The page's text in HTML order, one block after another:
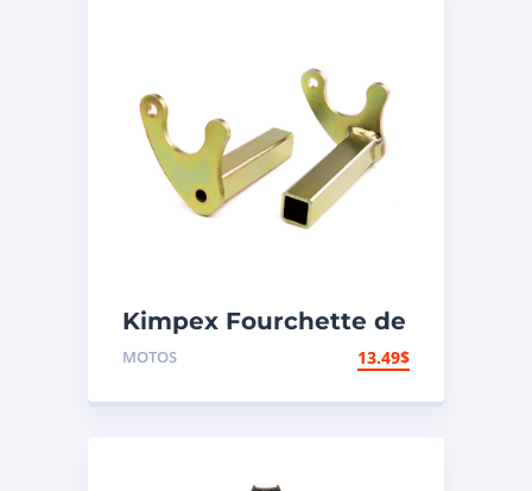
Kimpex Fourchette de
support de
MOTOS 13.49$